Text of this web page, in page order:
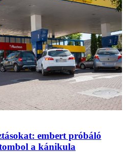
embert próbáló
a kánikula